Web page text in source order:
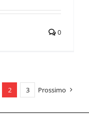
0
2 3 Prossimo